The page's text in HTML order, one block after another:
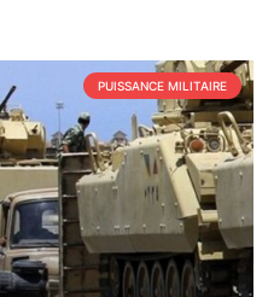
PUISSANCE MILITAIRE